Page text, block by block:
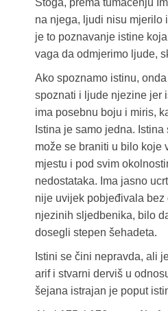
Stoga, prema tumačenju
na njega, ljudi nisu mjerilo
je to poznavanje istine
vaga da odmjerimo ljude,
Ako spoznamo istinu,
spoznati i ljude njezine jer
ima posebnu boju i miris,
Istina je samo jedna.
može se braniti u bilo koje
mjestu i pod svim
nedostataka. Ima jasno
nije uvijek pobjeđivala
njezinih sljedbenika, bilo
dosegli stepen šehadeta.
Istini se čini nepravda, ali
arif i stvarni derviš u
šejana istrajan je poput